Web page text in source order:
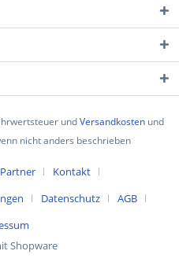
undVersandkostenund
nicht anders beschrieben
Partner
Kontakt
Datenschutz
AGB
Shopware